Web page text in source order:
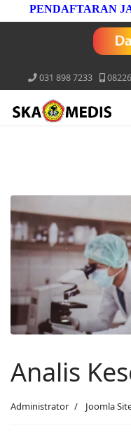
PENDAFTARAN
031 898 7233
Analis
Administrator Joomla